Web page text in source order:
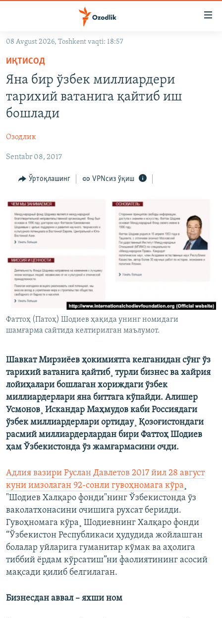
Асосий
навигацияга
ўтинг
Қидиришга
ўтинг
OZODVIDEO
OZODARXIV
На русском
ИЖТИМОИЙ ТАРМОҚЛАР
Озодлик бошқа тилларда
08 Avgust 2026, Toshkent vaqti: 18:57
ИҚТИСОД
Яна бир ўзбек миллиардери
тарихий ватанига қайтиб иш
бошлади
Озодлик
Sentabr 08, 2017
Ўртоқлашинг VPNсиз ўқиш
Фаттоҳ (Патоҳ) Шодиев ҳақида унинг номидаги
шамғарма сайтида келтирилган маълумот.
Шавкат Мирзиëев ҳокимиятга келганидан сўнг ўз
тарихий ватанига қайтиб¸ турли бизнес ва хайрия
лойиҳалари бошлаган хориждаги ўзбек
миллиардерлари яна биттага кўпайди. Алишер
Усмонов¸ Искандар Маҳмудов каби Россиядаги
ўзбек миллиардерлари ортидаy¸ Қозоғистондаги
расмий миллиардерлардан бири Фаттоҳ Шодиев
ҳам Ўзбекистонда ўз жамғармасини очди.
Адлия вазири Руслан Давлетов 2017 йил 28 август
куни имзолаган 92-сонли гувоҳномага кўра¸
"Шодиев Халқаро фонди"нинг Ўзбекистонда ўз
ваколатхонасини очишига рухсат берилди.
Гувоҳномага кўра¸ Шодиевнинг Халқаро фонди
“Ўзбекистон Республикаси ҳудудида жойлашган
болалар уйларига гуманитар кўмак ва аҳолига
тиббий ëрдам кўрсатиш”ни фаолиятининг асосий
мақсади қилиб белгилаган.
Бизнесдан аввал – яхши ном